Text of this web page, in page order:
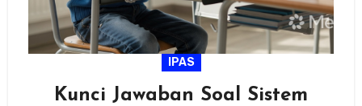
IPAS
Kunci Jawaban Soal Sistem